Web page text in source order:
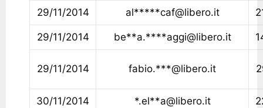
29/11/2014 al*****caf@libero.it
29/11/2014 be**a.****aggi@libero.it
29/11/2014 fabio.***@libero.it
30/11/2014 *.el**a@libero.it